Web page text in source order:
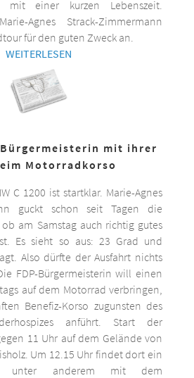
mit einer kurzen Lebenszeit.
Agnes Strack-Zimmermann
für den guten Zweck an.
WEITERLESEN
mit ihrer
Motorradkorso
C 1200 ist startklar. Marie-Agnes
guckt schon seit Tagen die
am Samstag auch richtig gutes
Es sieht so aus: 23 Grad und
Also dürfte der Ausfahrt nichts
FDP-Bürgermeisterin will einen
auf dem Motorrad verbringen,
Benefiz-Korso zugunsten des
anführt. Start der
11 Uhr auf dem Gelände von
Um 12.15 Uhr findet dort ein
unter anderem mit dem